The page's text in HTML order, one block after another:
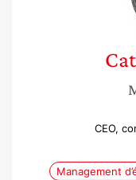
CEO,
Management